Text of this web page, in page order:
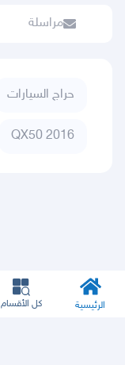
مراسلة
حراج السيارات
QX50 2016
الرئيسية كل الأقسام